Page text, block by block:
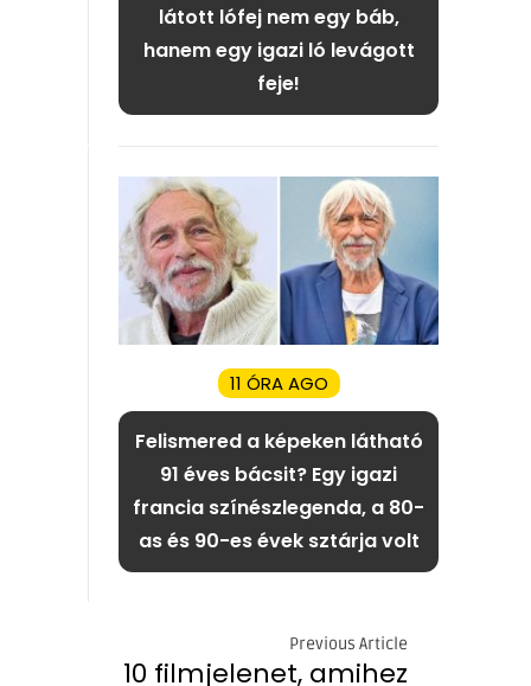
látott lófej nem egy báb,
hanem egy igazi ló levágott
feje!
11 ÓRA AGO
Felismered a képeken látható
91 éves bácsit? Egy igazi
francia színészlegenda, a 80-
as és 90-es évek sztárja volt
Previous Article
10 filmjelenet, amihez